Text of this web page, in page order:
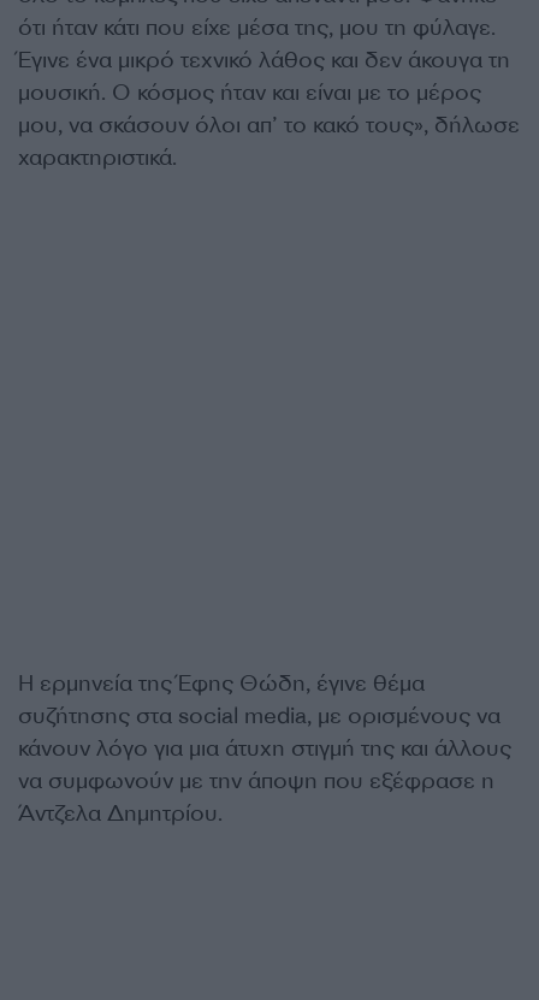
ότι ήταν κάτι που είχε μέσα της, μου τη φύλαγε.
Έγινε ένα μικρό τεχνικό λάθος και δεν άκουγα τη
μουσική. Ο κόσμος ήταν και είναι με το μέρος
μου, να σκάσουν όλοι απ’ το κακό τους», δήλωσε
χαρακτηριστικά.
Η ερμηνεία της Έφης Θώδη, έγινε θέμα
συζήτησης στα social media, με ορισμένους να
κάνουν λόγο για μια άτυχη στιγμή της και άλλους
να συμφωνούν με την άποψη που εξέφρασε η
Άντζελα Δημητρίου.